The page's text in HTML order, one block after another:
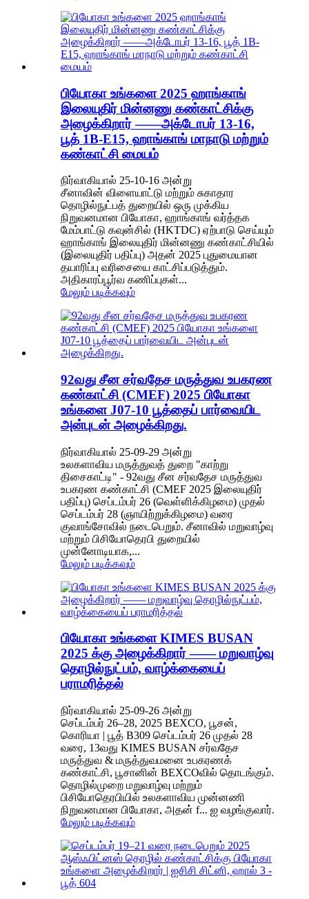
பியோகா உங்களை 2025 ஹாங்காங்
இலையுதிர் மின்னணு கண்காட்சிக்கு
அழைக்கிறார் ——அக்டோபர் 13-16,
பூத் 1B-E15, ஹாங்காங் மாநாடு மற்றும்
கண்காட்சி மையம்
நிர்வாகியால் 25-10-16 அன்று
சீனாவின் விளையாட்டு மற்றும் சுகாதார
தொழில்நுட்பத் துறையில் ஒரு முக்கிய
நிறுவனமான பியோகா, ஹாங்காங் வர்த்தக
மேம்பாட்டு கவுன்சில் (HKTDC) ஏற்பாடு செய்யும்
ஹாங்காங் இலையுதிர் மின்னணு கண்காட்சியில்
(இலையுதிர் பதிப்பு) அதன் 2025 புதுமையான
தயாரிப்பு வரிசையை காட்சிப்படுத்தும்.
அதிகாரப்பூர்வ கணிப்புகள்...
மேலும் படிக்கவும்
92வது சீன சர்வதேச மருத்துவ உபகரண
கண்காட்சி (CMEF) 2025 பியோகா
உங்களை J07-10 பூத்தைப் பார்வையிட
அன்புடன் அழைக்கிறது.
நிர்வாகியால் 25-09-29 அன்று
உலகளாவிய மருத்துவத் துறை "காற்று
திசைகாட்டி" - 92வது சீன சர்வதேச மருத்துவ
உபகரண கண்காட்சி (CMEF 2025 இலையுதிர்
பதிப்பு) செப்டம்பர் 26 (வெள்ளிக்கிழமை) முதல்
செப்டம்பர் 28 (ஞாயிற்றுக்கிழமை) வரை
குவாங்சோவில் நடைபெறும். சீனாவில் மறுவாழ்வு
மற்றும் பிசியோதெரபி துறையில்
முன்னோடியாக,...
மேலும் படிக்கவும்
பியோகா உங்களை KIMES BUSAN
2025 க்கு அழைக்கிறார் —— மறுவாழ்வு
தொழில்நுட்பம், வாழ்க்கையைப்
பராமரித்தல்
நிர்வாகியால் 25-09-26 அன்று
செப்டம்பர் 26–28, 2025 BEXCO, பூசன்,
கொரியா | பூத் B309 செப்டம்பர் 26 முதல் 28
வரை, 13வது KIMES BUSAN சர்வதேச
மருத்துவ & மருத்துவமனை உபகரணக்
கண்காட்சி, பூசானின் BEXCOவில் தொடங்கும்.
தொழில்முறை மறுவாழ்வு மற்றும்
பிசியோதெரபியில் உலகளாவிய முன்னணி
நிறுவனமான பியோகா, அதன் f... ஐ வழங்குவார்.
மேலும் படிக்கவும்